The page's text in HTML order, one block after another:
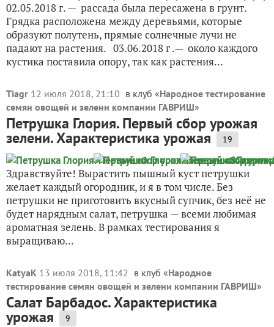
02.05.2018 г. — рассада была пересажена в грунт.
Грядка расположена между деревьями, которые
образуют полутень, прямые солнечные лучи не
падают на растения. 03.06.2018 г .— около каждого
кустика поставила опору, так как растения...
Tiagr 12 июля 2018, 21:10 в клуб «Народное тестирование
семян овощей и зелени компании ГАВРИШ»
Петрушка Глория. Первый сбор урожая
зелени. Характеристика урожая 19
Здравствуйте! Вырастить пышный куст петрушки
желает каждый огородник, и я в том числе. Без
петрушки не приготовить вкусный супчик, без неё не
будет нарядным салат, петрушка — всеми любимая
ароматная зелень. В рамках тестирования я
выращиваю...
KatyaK 13 июля 2018, 11:42 в клуб «Народное
тестирование семян овощей и зелени компании ГАВРИШ»
Салат Барбадос. Характеристика
урожая 9